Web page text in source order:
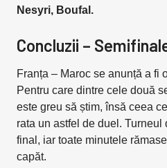
Nesyri, Boufal.
Concluzii –
Franța – Maroc se anunță a fi
Pentru care dintre cele două
este greu să știm, însă ceea
rata un astfel de duel.
final, iar toate minutele
capăt.